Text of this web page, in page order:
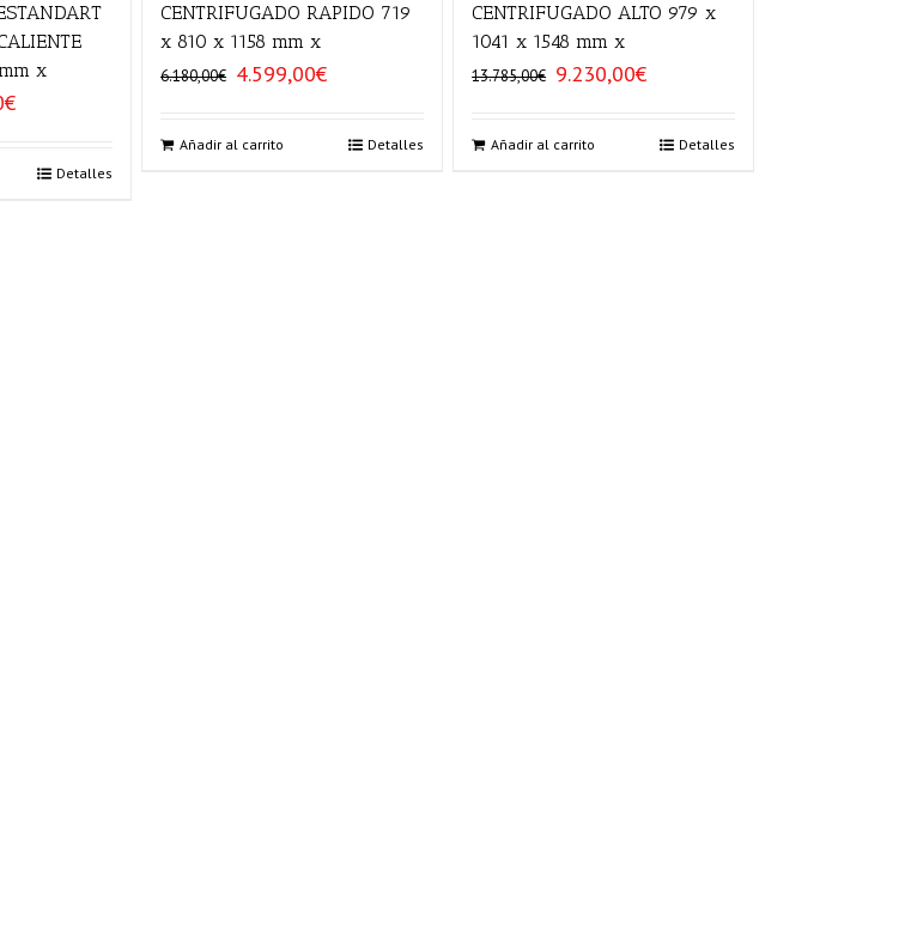
x
€El
Detalles
CENTRIFUGADO RAPIDO 719
x 810 x 1158 mm x
6.180,00€ El
era:
4.599,00€El
Añadir al carrito Detalles
CENTRIFUGADO ALTO 979 x
1041 x 1548 mm x
13.785,00€ El
era:
9.230,00€El
es:
Añadir al carrito Detalles